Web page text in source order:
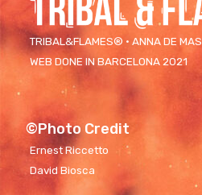
TRIBAL&FLAMES® · ANNA DE MAS
WEB DONE IN BARCELONA 2021
©Photo Credit
Ernest Riccetto
David Biosca